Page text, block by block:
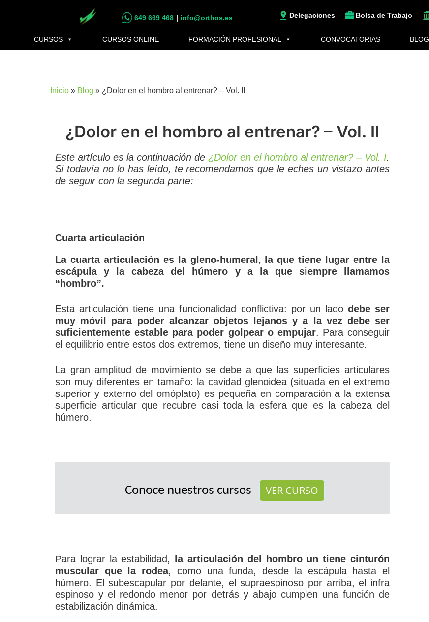
contenido
principal
de
649 669 468 | info@orthos.es Delegaciones Bolsa de Trabajo
CURSOS CURSOS ONLINE FORMACIÓN PROFESIONAL CONVOCATORIAS BLOG
Inicio » Blog » ¿Dolor en el hombro al entrenar? – Vol. II
¿Dolor en el hombro al entrenar? – Vol. II
Este artículo es la continuación de ¿Dolor en el hombro al entrenar? – Vol. I.
Si todavía no lo has leído, te recomendamos que le eches un vistazo antes
de seguir con la segunda parte:
Cuarta articulación
La cuarta articulación es la gleno-humeral, la que tiene lugar entre la
escápula y la cabeza del húmero y a la que siempre llamamos
“hombro”.
Esta articulación tiene una funcionalidad conflictiva: por un lado debe ser
muy móvil para poder alcanzar objetos lejanos y a la vez debe ser
suficientemente estable para poder golpear o empujar. Para conseguir
el equilibrio entre estos dos extremos, tiene un diseño muy interesante.
La gran amplitud de movimiento se debe a que las superficies articulares
son muy diferentes en tamaño: la cavidad glenoidea (situada en el extremo
superior y externo del omóplato) es pequeña en comparación a la extensa
superficie articular que recubre casi toda la esfera que es la cabeza del
húmero.
Conoce nuestros cursos VER CURSO
Para lograr la estabilidad,
la articulación del hombro un tiene cinturón
muscular que la rodea, como una funda, desde la escápula hasta el
húmero. El subescapular por delante, el supraespinoso por arriba, el infra
espinoso y el redondo menor por detrás y abajo cumplen una función de
estabilización dinámica.